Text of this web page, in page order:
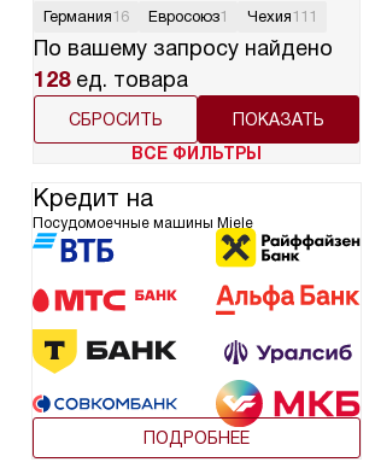
Германия16 Евросоюз1 Чехия111
По вашему запросу найдено
128ед. товара
СБРОСИТЬ
ВСЕ ФИЛЬТРЫ
Кредит на
Посудомоечные машины Miele
ПОДРОБНЕЕ